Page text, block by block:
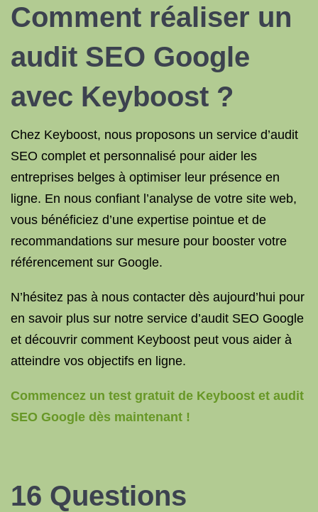
Comment réaliser un
audit SEO Google
avec Keyboost ?
Chez Keyboost, nous proposons un service d’audit
SEO complet et personnalisé pour aider les
entreprises belges à optimiser leur présence en
ligne. En nous confiant l’analyse de votre site web,
vous bénéficiez d’une expertise pointue et de
recommandations sur mesure pour booster votre
référencement sur Google.
N’hésitez pas à nous contacter dès aujourd’hui pour
en savoir plus sur notre service d’audit SEO Google
et découvrir comment Keyboost peut vous aider à
atteindre vos objectifs en ligne.
Commencez un test gratuit de Keyboost et audit
SEO Google dès maintenant !
16 Questions